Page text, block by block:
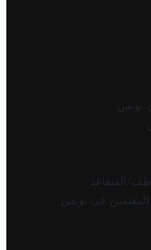
تونس
المتقاعد
في تونس